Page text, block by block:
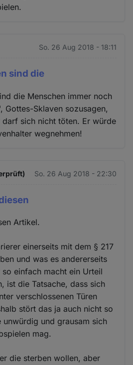
So. 26 Aug 2018 - 18:11
sind die
die Menschen immer noch
Gottes-Sklaven sozusagen,
darf sich nicht töten. Er würde
wegnehmen!
So. 26 Aug 2018 - 22:30
Artikel.
einerseits mit dem § 217
und was es andererseits
einfach macht ein Urteil
ist die Tatsache, dass sich
verschlossenen Türen
stört das ja auch nicht so
und grausam sich
mag.
die sterben wollen, aber